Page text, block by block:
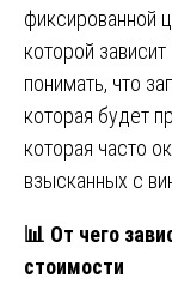
фиксированной
которой
понимать, что
которая будет
которая часто
взысканных с
📊 От чего
стоимости